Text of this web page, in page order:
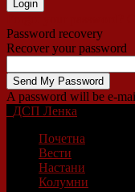
Password recovery
Recover your password
A password will be e-
ДСП Ленка
Почетна
Вести
Настани
Колумни